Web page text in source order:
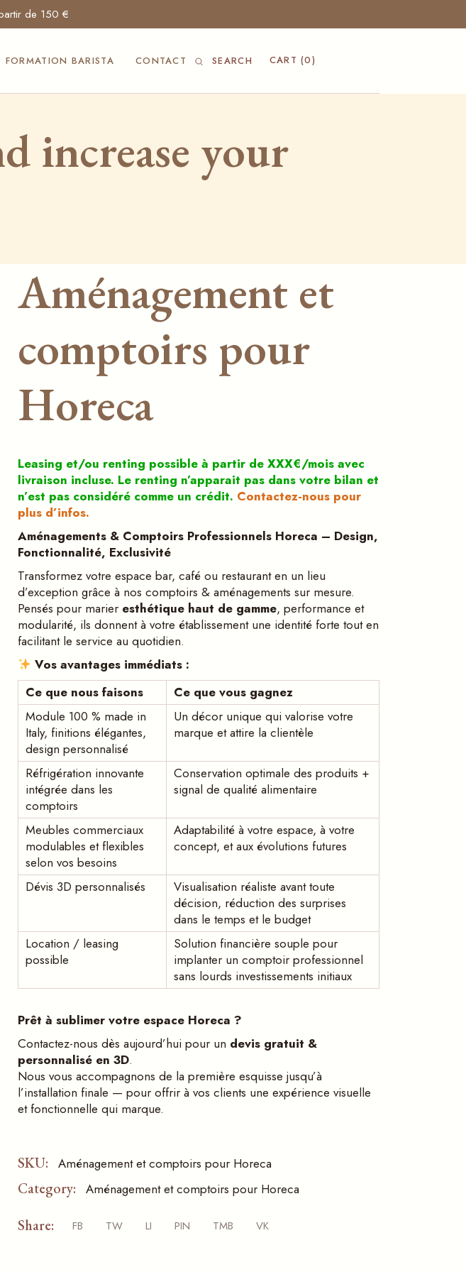
de 150 €
FORMATION BARISTA CONTACT SEARCH CART (0)
increase your
Aménagement et
comptoirs pour
Horeca
Leasing et/ou renting possible à partir de XXX€/mois avec
livraison incluse. Le renting n’apparait pas dans votre bilan et
n’est pas considéré comme un crédit. Contactez-nous pour
plus d’infos.
Aménagements & Comptoirs Professionnels Horeca – Design,
Fonctionnalité, Exclusivité
Transformez votre espace bar, café ou restaurant en un lieu
d’exception grâce à nos comptoirs & aménagements sur mesure.
Pensés pour marier esthétique haut de gamme, performance et
modularité, ils donnent à votre établissement une identité forte tout en
facilitant le service au quotidien.
Vos avantages immédiats :
Ce que nous faisons
Ce que vous gagnez
Module 100 % made in
Italy, finitions élégantes,
design personnalisé
Un décor unique qui valorise votre
marque et attire la clientèle
Réfrigération innovante
intégrée dans les
comptoirs
Conservation optimale des produits +
signal de qualité alimentaire
Meubles commerciaux
modulables et flexibles
selon vos besoins
Adaptabilité à votre espace, à votre
concept, et aux évolutions futures
Dévis 3D personnalisés
Visualisation réaliste avant toute
décision, réduction des surprises
dans le temps et le budget
Location / leasing
possible
Solution financière souple pour
implanter un comptoir professionnel
sans lourds investissements initiaux
Prêt à sublimer votre espace Horeca ?
Contactez-nous dès aujourd’hui pour un devis gratuit &
personnalisé en 3D.
Nous vous accompagnons de la première esquisse jusqu’à
l’installation finale — pour offrir à vos clients une expérience visuelle
et fonctionnelle qui marque.
SKU: Aménagement et comptoirs pour Horeca
Category: Aménagement et comptoirs pour Horeca
Share: FB TW LI PIN TMB VK